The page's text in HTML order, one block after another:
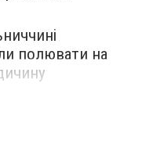
полювати на